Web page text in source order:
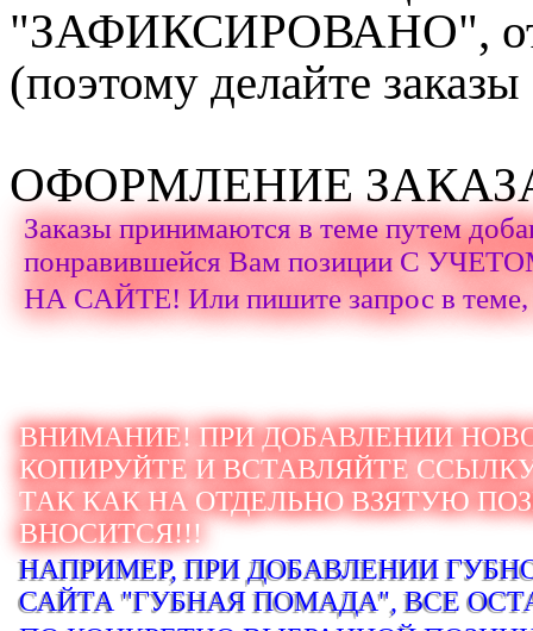
"ЗАФИКСИРОВАНО",
(поэтому делайте
ОФОРМЛЕНИЕ
Заказы принимаются в теме путем
понравившейся Вам позиции С
НА САЙТЕ! Или пишите запрос в теме,
ВНИМАНИЕ! ПРИ ДОБАВЛЕНИИ
КОПИРУЙТЕ И ВСТАВЛЯЙТЕ
ТАК КАК НА ОТДЕЛЬНО ВЗЯТУЮ
ВНОСИТСЯ!!!
НАПРИМЕР, ПРИ ДОБАВЛЕНИИ
САЙТА "ГУБНАЯ ПОМАДА", ВСЕ